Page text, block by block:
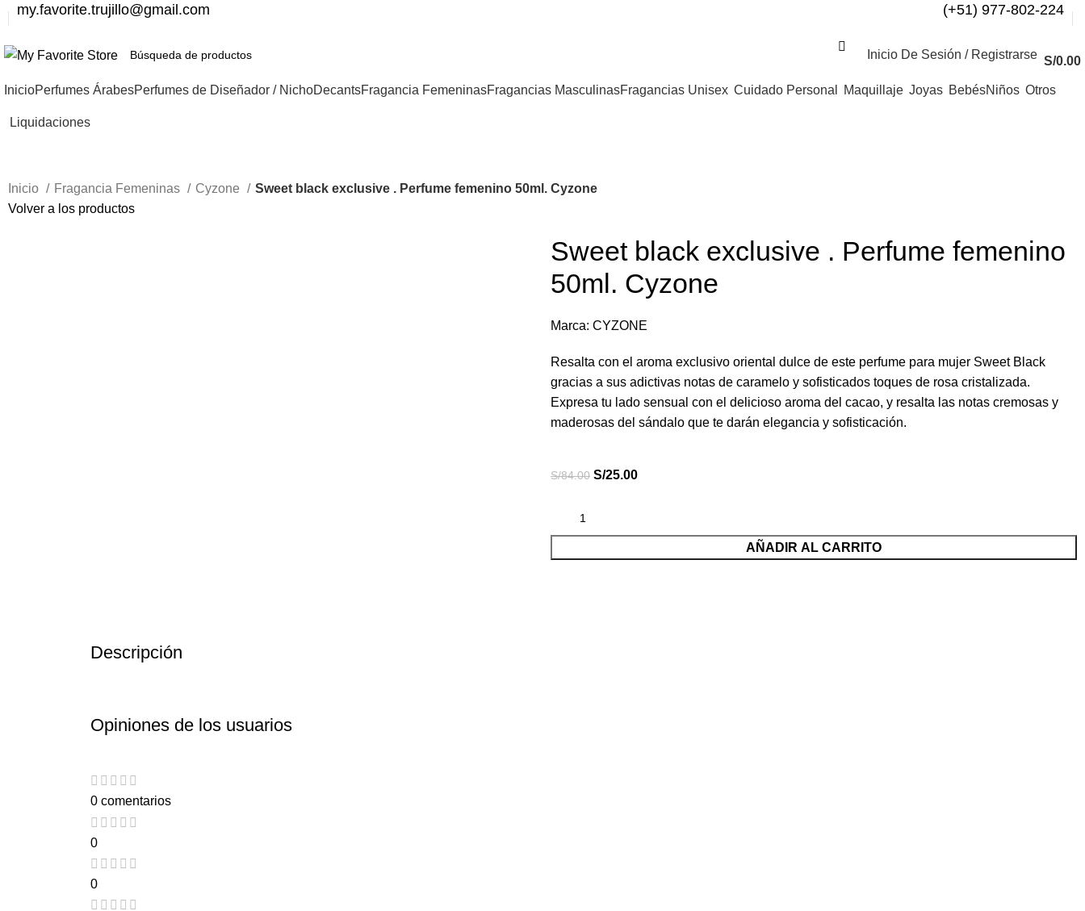
my.favorite.trujillo@gmail.com (+51) 977-802-224
Inicio De Sesión / Registrarse S/0.00
InicioPerfumes ÁrabesPerfumes de Diseñador / NichoDecantsFragancia FemeninasFragancias MasculinasFragancias Unisex Cuidado Personal Maquillaje Joyas BebésNiños Otros
Liquidaciones
Inicio Fragancia Femeninas Cyzone
Sweet black exclusive . Perfume femenino 50ml. Cyzone
Volver a los productos
Sweet black exclusive . Perfume femenino
50ml. Cyzone
Marca: CYZONE
Resalta con el aroma exclusivo oriental dulce de este perfume para mujer Sweet Black
gracias a sus adictivas notas de caramelo y sofisticados toques de rosa cristalizada.
Expresa tu lado sensual con el delicioso aroma del cacao, y resalta las notas cremosas y
maderosas del sándalo que te darán elegancia y sofisticación.
S/84.00 S/25.00
AÑADIR AL CARRITO
Descripción
Opiniones de los usuarios
0 comentarios
0
0